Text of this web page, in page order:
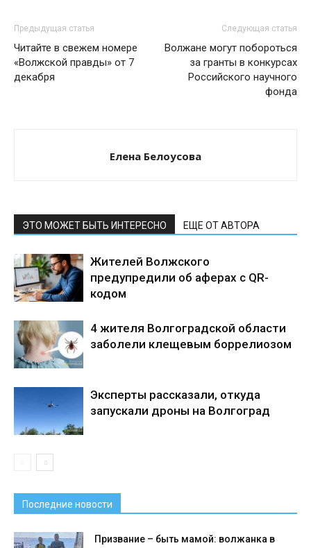
Предыдущая статья
Читайте в свежем номере
«Волжской правды» от 7
декабря
Следующая статья
Волжане могут побороться
за гранты в конкурсах
Российского научного
фонда
Елена Белоусова
ЭТО МОЖЕТ БЫТЬ ИНТЕРЕСНО ЕЩЕ ОТ АВТОРА
Жителей Волжского
предупредили об аферах с QR-
кодом
4 жителя Волгоградской области
заболели клещевым боррелиозом
Эксперты рассказали, откуда
запускали дроны на Волгоград
Последние новости
Призвание – быть мамой: волжанка в